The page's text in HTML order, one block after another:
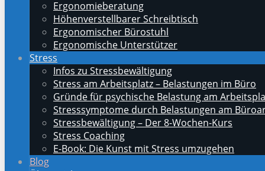
Ergonomieberatung
Höhenverstellbarer Schreibtisch
Ergonomischer Bürostuhl
Ergonomische Unterstützer
Stress
Infos zu Stressbewältigung
Stress am Arbeitsplatz – Belastungen im Büro
Gründe für psychische Belastung am
Stresssymptome durch Belastungen am
Stressbewältigung – Der 8-Wochen-Kurs
Stress Coaching
E-Book: Die Kunst mit Stress umzugehen
Blog